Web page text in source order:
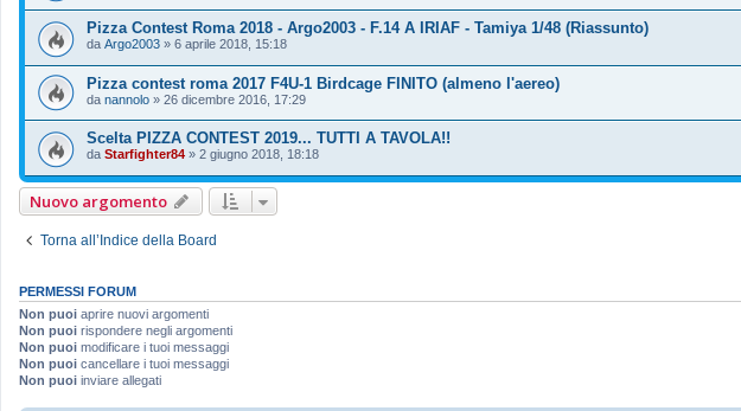
Pizza Contest Roma 2018 - Argo2003 - F.14 A IRIAF - Tamiya 1/48 (Riassunto)
da Argo2003 » 6 aprile 2018, 15:18
Pizza contest roma 2017 F4U-1 Birdcage FINITO (almeno l'aereo)
da nannolo » 26 dicembre 2016, 17:29
Scelta PIZZA CONTEST 2019... TUTTI A TAVOLA!!
da Starfighter84 » 2 giugno 2018, 18:18
Nuovo argomento
Torna all’Indice della Board
PERMESSI FORUM
Non puoi aprire nuovi argomenti
Non puoi rispondere negli argomenti
Non puoi modificare i tuoi messaggi
Non puoi cancellare i tuoi messaggi
Non puoi inviare allegati